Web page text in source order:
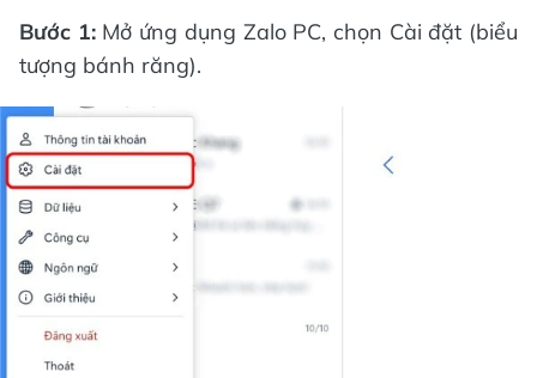
Bước 1:Mở ứng dụng Zalo PC, chọn Cài đặt (biểu
tượng bánh răng).